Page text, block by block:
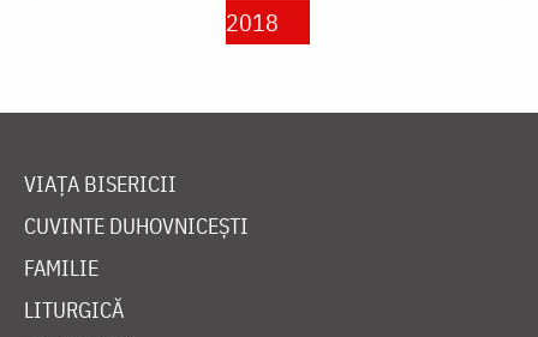
2018
VIAȚA BISERICII
CUVINTE DUHOVNICEȘTI
FAMILIE
LITURGICĂ